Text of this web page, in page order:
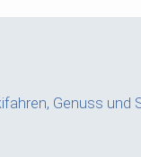
Genuss und